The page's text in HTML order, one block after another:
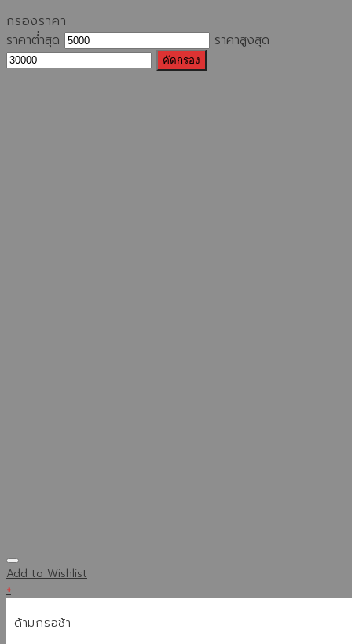
กรองราคา
ราคาต่ำสุด
ราคาสูงสุด
คัดกรอง
Add to Wishlist
+
ด้ามกรอช้า